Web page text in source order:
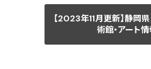
【2023年11月更新】静岡
術館・アート